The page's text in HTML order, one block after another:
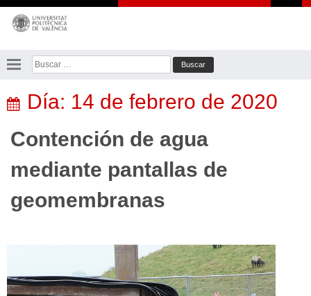
Saltar
contenido
Buscar:
Día: 14 de febrero de 2020
Contención de agua
mediante pantallas de
geomembranas